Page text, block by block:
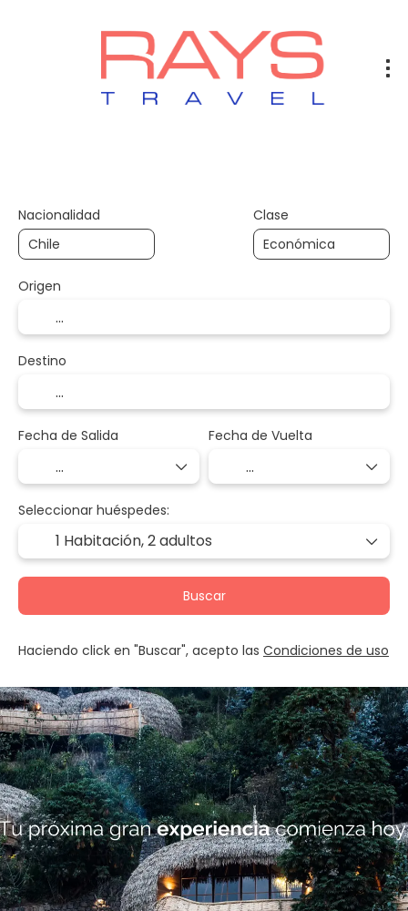
Nacionalidad Clase
Origen
Destino
Fecha de Salida Fecha de Vuelta
Seleccionar huéspedes:
1 Habitación,2 adultos
Buscar
Haciendo click en "Buscar", acepto las Condiciones de uso